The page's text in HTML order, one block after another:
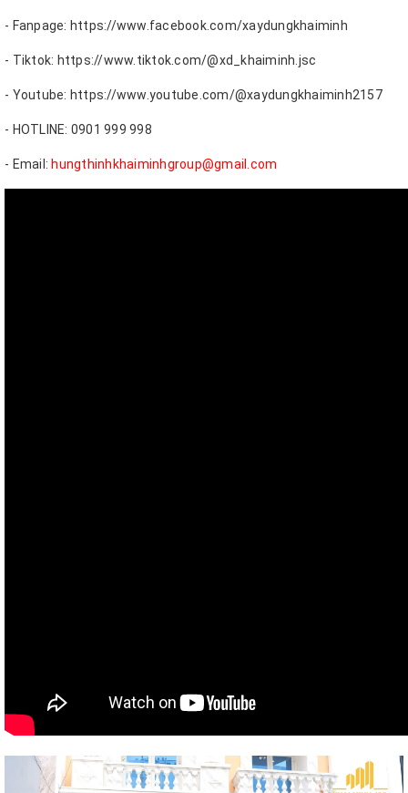
- Fanpage: https://www.facebook.com/xaydungkhaiminh
- Tiktok: https://www.tiktok.com/@xd_khaiminh.jsc
- Youtube: https://www.youtube.com/@xaydungkhaiminh2157
- HOTLINE: 0901 999 998
- Email: hungthinhkhaiminhgroup@gmail.com